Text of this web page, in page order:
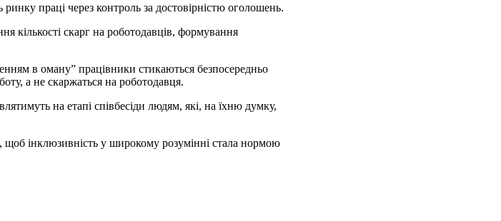
праці через контроль за достовірністю оголошень.
кількості скарг на роботодавців, формування
в оману” працівники стикаються безпосередньо
а не скаржаться на роботодавця.
на етапі співбесіди людям, які, на їхню думку,
інклюзивність у широкому розумінні стала нормою